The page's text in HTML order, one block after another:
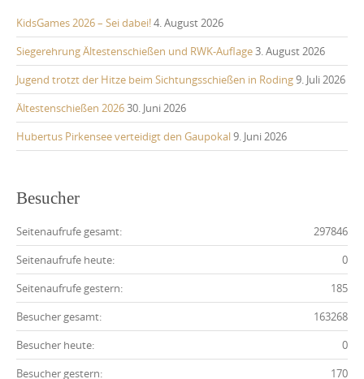
KidsGames 2026 – Sei dabei!4. August 2026
Siegerehrung Ältestenschießen und RWK-Auflage3. August 2026
Jugend trotzt der Hitze beim Sichtungsschießen in Roding9. Juli 2026
Ältestenschießen 202630. Juni 2026
Hubertus Pirkensee verteidigt den Gaupokal9. Juni 2026
Besucher
297846
Seitenaufrufe gesamt:
0
Seitenaufrufe heute:
185
Seitenaufrufe gestern:
163268
Besucher gesamt:
0
Besucher heute:
170
Besucher gestern: